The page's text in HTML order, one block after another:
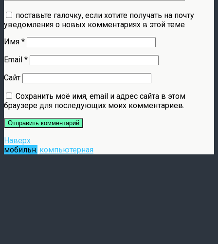
поставьте галочку, если хотите получать на почту
уведомления о новых комментариях в этой теме
Имя *
Email *
Сайт
Сохранить моё имя, email и адрес сайта в этом
браузере для последующих моих комментариев.
Наверх
мобильн. компьютерная